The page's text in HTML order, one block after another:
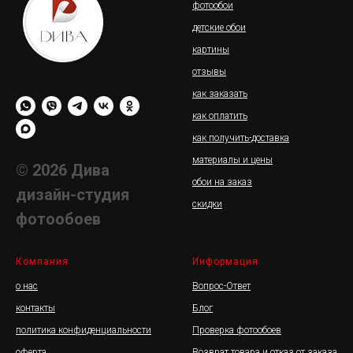
© 2026 Дива
дизайн-студия
фотообоев
фотообои
детские обои
картины
отзывы
как заказать
как оплатить
как получить-доставка
материалы и цены
обои на заказ
скидки
Компания
о нас
контакты
политика конфиденциальности
Информация
Вопрос-Ответ
Блог
Проверка фотообоев